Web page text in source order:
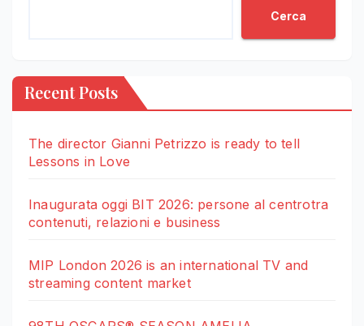
Cerca
Recent Posts
The director Gianni Petrizzo is ready to tell
Lessons in Love
Inaugurata oggi BIT 2026: persone al centrotra
contenuti, relazioni e business
MIP London 2026 is an international TV and
streaming content market